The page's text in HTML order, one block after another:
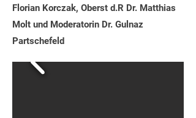
Florian Korczak, Oberst d.R Dr. Matthias
Molt und Moderatorin Dr. Gulnaz
Partschefeld